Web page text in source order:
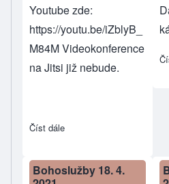
Youtube zde:
https://youtu.be/iZblyB_
M84MVideokonference
na Jitsi již nebude.
Číst dále
Bohoslužby 18. 4.